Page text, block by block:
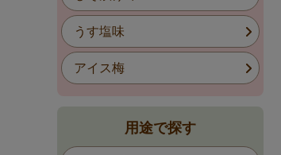
うす塩味
アイス梅
用途で探す